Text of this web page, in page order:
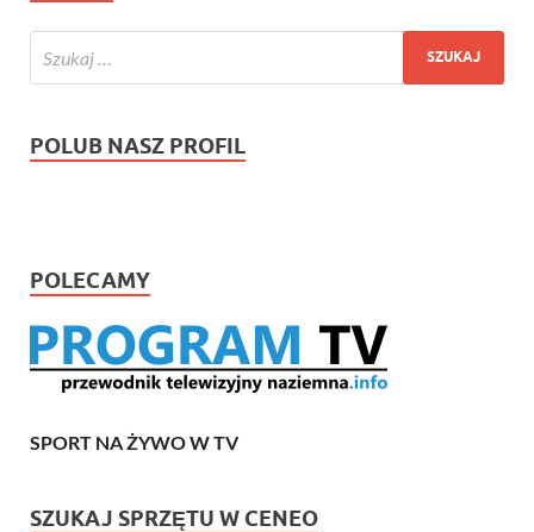
POLUB NASZ PROFIL
POLECAMY
SPORT NA ŻYWO W TV
SZUKAJ SPRZĘTU W CENEO